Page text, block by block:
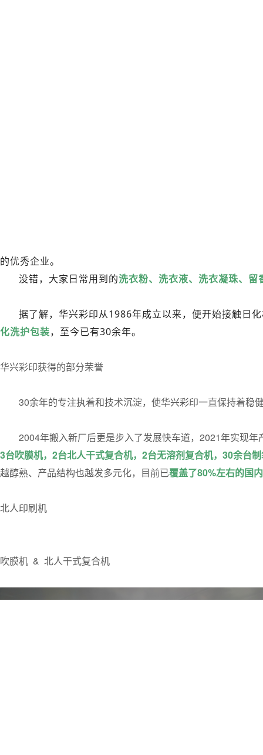
的优秀企业。
没错，大家日常用到的洗衣粉、洗衣液、洗衣凝珠、留
据了解，华兴彩印从1986年成立以来，便开始接触日
化洗护包装，至今已有30余年。
华兴彩印获得的部分荣誉
30余年的专注执着和技术沉淀，使华兴彩印一直保持着稳
2004年搬入新厂后更是步入了发展快车道，2021年实现年
3台吹膜机，2台北人干式复合机，2台无溶剂复合机，30余台
越醇熟、产品结构也越发多元化，目前已覆盖了80%左右的国
北人印刷机
吹膜机 & 北人干式复合机